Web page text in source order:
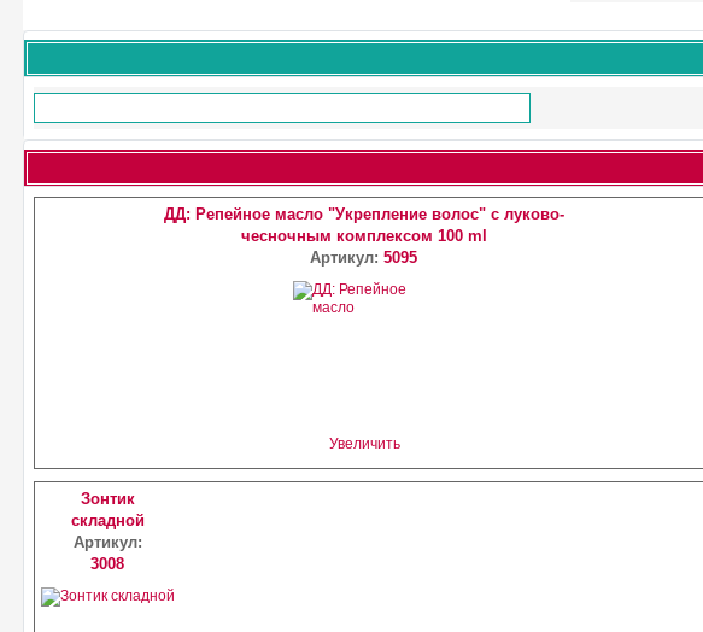
ДД: Репейное масло "Укрепление волос" с луково-
чесночным комплексом 100 ml
Артикул:5095
Увеличить
Зонтик
складной
Артикул:
3008